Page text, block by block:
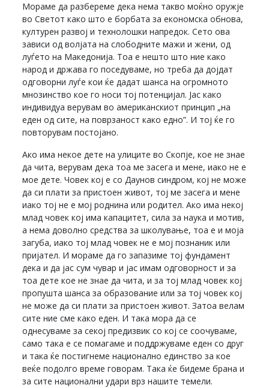
Мораме да разбереме дека нема такво моќно оружје
во Светот како што е борбата за економска обнова,
културен развој и технолошки напредок. Сето ова
зависи од волјата на слободните мажи и жени, од
луѓето на Македонија. Тоа е нешто што ние како
народ и држава го поседуваме, но треба да дојдат
одговорни луѓе кои ќе дадат шанса на огромното
мнозинство кое го носи тој потенцијал. Јас како
индивидуа верувам во американскиот принцип „на
еден од сите, на поврзаност како едно”. И тој ќе го
повторувам постојано.
Ако има некое дете на улиците во Скопје, кое не знае
да чита, верувам дека тоа ме засега и мене, иако не е
мое дете. Човек кој е со Даунов синдром, кој не може
да си плати за пристоен живот, тој ме засега и мене
иако тој не е мој роднина или родител. Ако има некој
млад човек кој има капацитет, сила за наука и мотив,
а нема доволно средства за школување, тоа е и моја
загуба, иако тој млад човек не е мој познаник или
пријател. И мораме да го запазиме тој фундамент
дека и да јас сум чувар и јас имам одговорност и за
тоа дете кое не знае да чита, и за тој млад човек кој
пропушта шанса за образование или за тој човек кој
не може да си плати за пристоен живот. Затоа велам
сите ние сме како еден. И така мора да се
однесуваме за секој предизвик со кој се соочуваме,
само така е се помагаме и поддржуваме еден со друг
и така ќе постигнеме национално единство за кое
веќе подолго време говорам. Така ќе бидеме брана и
за сите национални удари врз нашите темели.